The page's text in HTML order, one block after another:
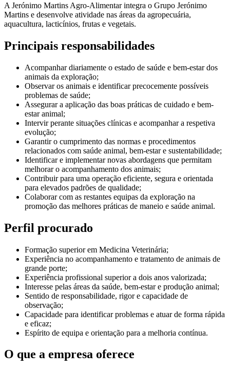
A Jerónimo Martins Agro-Alimentar integra o Grupo Jerónimo
Martins e desenvolve atividade nas áreas da agropecuária,
aquacultura, lacticínios, frutas e vegetais.
Principais responsabilidades
Acompanhar diariamente o estado de saúde e bem-estar dos
animais da exploração;
Observar os animais e identificar precocemente possíveis
problemas de saúde;
Assegurar a aplicação das boas práticas de cuidado e bem-
estar animal;
Intervir perante situações clínicas e acompanhar a respetiva
evolução;
Garantir o cumprimento das normas e procedimentos
relacionados com saúde animal, bem-estar e sustentabilidade;
Identificar e implementar novas abordagens que permitam
melhorar o acompanhamento dos animais;
Contribuir para uma operação eficiente, segura e orientada
para elevados padrões de qualidade;
Colaborar com as restantes equipas da exploração na
promoção das melhores práticas de maneio e saúde animal.
Perfil procurado
Formação superior em Medicina Veterinária;
Experiência no acompanhamento e tratamento de animais de
grande porte;
Experiência profissional superior a dois anos valorizada;
Interesse pelas áreas da saúde, bem-estar e produção animal;
Sentido de responsabilidade, rigor e capacidade de
observação;
Capacidade para identificar problemas e atuar de forma rápida
e eficaz;
Espírito de equipa e orientação para a melhoria contínua.
O que a empresa oferece